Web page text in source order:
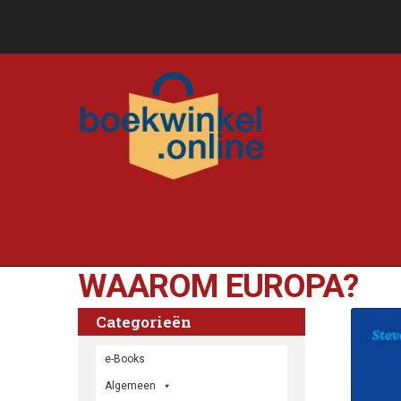
WAAROM EUROPA?
Categorieën
e-Books
Algemeen